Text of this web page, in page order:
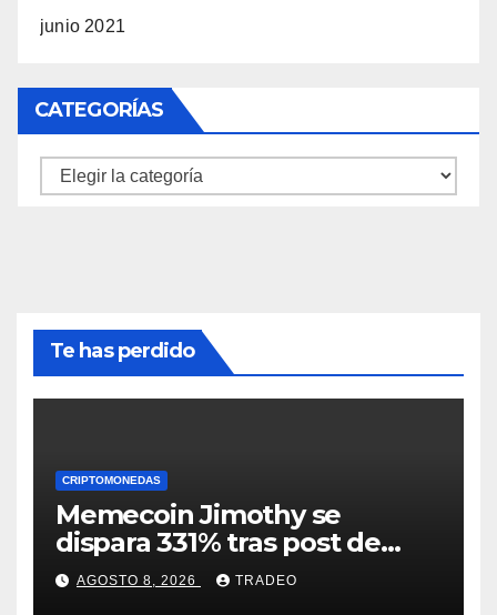
junio 2021
CATEGORÍAS
Categorías
Te has perdido
CRIPTOMONEDAS
Memecoin Jimothy se
dispara 331% tras post de
Elon Musk sobre un
mapache
AGOSTO 8, 2026 TRADEO